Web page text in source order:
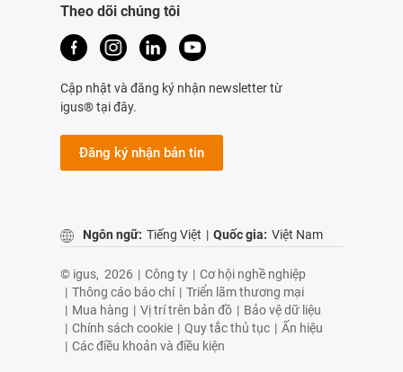
Theo dõi chúng tôi
Cập nhật và đăng ký nhận newsletter từ
igus® tại đây.
Đăng ký nhận bản tin
Ngôn ngữ: Tiếng Việt | Quốc gia: Việt Nam
© igus, 2026 | Công ty | Cơ hội nghề nghiệp
| Thông cáo báo chí | Triển lãm thương mại
| Mua hàng | Vị trí trên bản đồ | Bảo vệ dữ liệu
| Chính sách cookie | Quy tắc thủ tục | Ấn hiệu
| Các điều khoản và điều kiện